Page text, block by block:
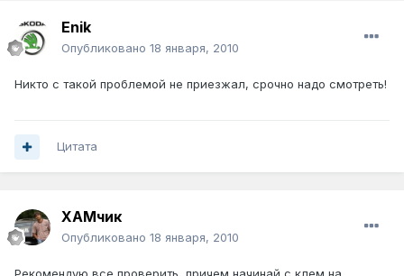
Enik
Опубликовано 18 января, 2010
Никто с такой проблемой не приезжал, срочно надо смотреть!
Цитата
ХАМчик
Опубликовано 18 января, 2010